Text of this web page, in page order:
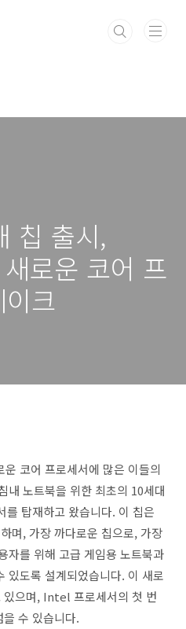
칩 출시,
로운 코어 프
크
코어 프로세서에 많은 이들의
내 노트북을 위한 최초의 10세대
탑재하고 왔습니다. 이 칩은
며, 가장 까다로운 칩으로, 가장
자를 위해 고급 게임용 노트북과
있도록 설계되었습니다. 이 새로
으며, Intel 프로세서의 첫 번
수 있습니다.